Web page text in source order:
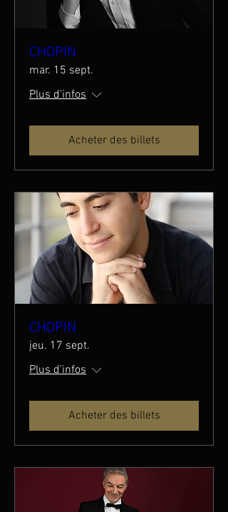
CHOPIN
mar. 15 sept.
Plus d'infos
Acheter des billets
CHOPIN
jeu. 17 sept.
Plus d'infos
Acheter des billets